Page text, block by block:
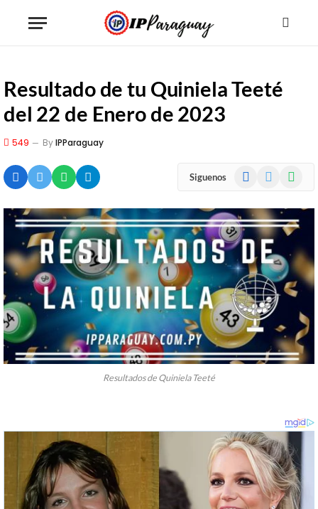
Resultado de tu Quiniela Teeté
del 22 de Enero de 2023
549 ByIPParaguay
Siguenos Facebook
Resultados de Quiniela Teeté